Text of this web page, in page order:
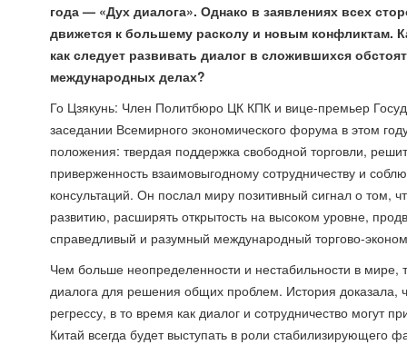
года — «Дух диалога». Однако в заявлениях всех
движется к большему расколу и новым конфликтам.
как следует развивать диалог в сложившихся
международных делах?
Го Цзякунь: Член Политбюро ЦК КПК и вице-премьер
заседании Всемирного экономического форума в этом
положения: твердая поддержка свободной торговли,
приверженность взаимовыгодному сотрудничеству и
консультаций. Он послал миру позитивный сигнал о том,
развитию, расширять открытость на высоком уровне,
справедливый и разумный международный торгово-
Чем больше неопределенности и нестабильности в мире,
диалога для решения общих проблем. История доказала,
регрессу, в то время как диалог и сотрудничество могут
Китай всегда будет выступать в роли стабилизирующего